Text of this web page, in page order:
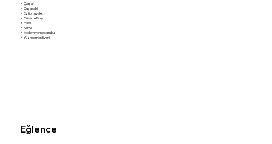
✓ Çarşaf
✓ Duşakabin
✓ Ev tipi tuvalet
✓ Güverte Duşu
✓ Havlu
✓ Klima
✓ Modern yemek grubu
✓ Yüzme merdiveni
Eğlence